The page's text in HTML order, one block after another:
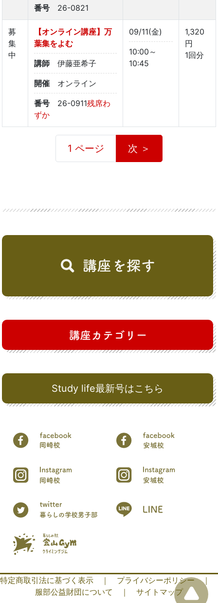
Study life最新号はこちら
番号 26-0821
募
集
中
【オンライン講座】万
葉集をよむ
講師 伊藤亜希子
開催 オンライン
番号 26-0911残席わ
ずか
09/11(金)
10:00～
10:45
1,320
円
1回分
1 ページ 次 ＞
特定商取引法に基づく表示 ｜ プライバシーポリシー
｜
服部公益財団について
｜ サイトマップ